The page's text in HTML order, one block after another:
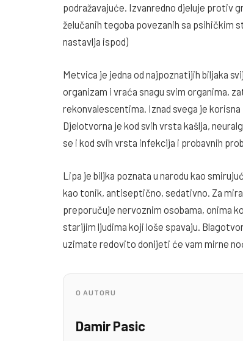
podražavajuće. Izvanredno djeluje protiv
želučanih tegoba povezanih sa psihičkim
nastavlja ispod)
Metvica je jedna od najpoznatijih biljaka
organizam i vraća snagu svim organima,
rekonvalescentima. Iznad svega je
Djelotvorna je kod svih vrsta kašlja,
se i kod svih vrsta infekcija i probavnih
Lipa je biljka poznata u narodu kao
kao tonik, antiseptično, sedativno. Za
preporučuje nervoznim osobama, onima
starijim ljudima koji loše spavaju.
uzimate redovito donijeti će vam mirne
O AUTORU
Damir Pasic